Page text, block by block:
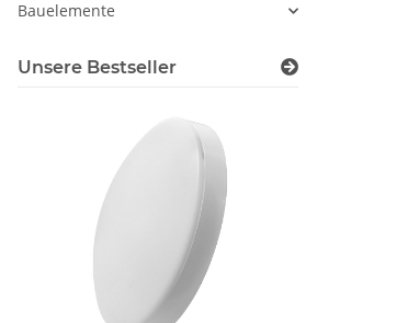
Bauelemente
Unsere Bestseller